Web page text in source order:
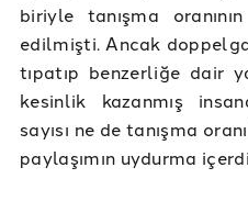
biriyle tanışma
edilmişti. Ancak
tıpatıp benzerliğe dair
kesinlik kazanmış
sayısı ne de tanışma
paylaşımın uydurma